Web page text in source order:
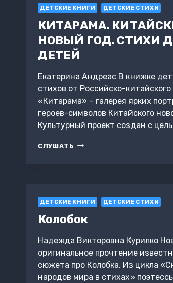
ДЕТСКИЕ КНИГИ ДЕТСКИЕ СТИХИ
КИТАРАМА.
НОВЫЙ ГОД. СТИХИ
ДЕТЕЙ
Екатерина Андреас В книжке
стихов от Российско-китайского
«Китарама» – галерея ярких
героев-символов Китайского
Культурный проект создан с
СЛУШАТЬ КИТАРАМА.
ДЕТЕЙ
ДЕТСКИЕ КНИГИ ДЕТСКИЕ СТИХИ
Колобок
Надежда Викторовна Курилко
оригинальное прочтение
сюжета про Колобка. Из цикла
народов мира в стихах»